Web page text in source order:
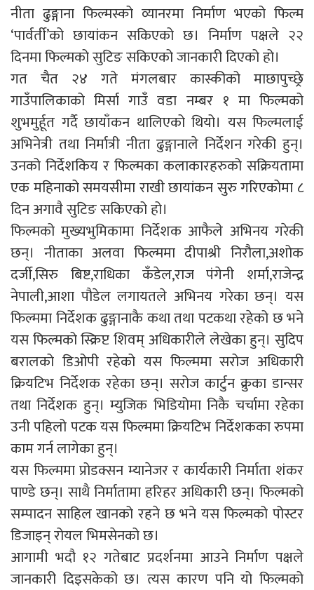
नीता ढुङ्गाना फिल्मस्को व्यानरमा निर्माण भएको फिल्म
‘पार्वर्ती’को छायांकन सकिएको छ। निर्माण पक्षले २२
दिनमा फिल्मको सुटिङ सकिएको जानकारी दिएको हो।
गत चैत २४ गते मंगलबार कास्कीको माछापुच्छ्रे
गाउँपालिकाको मिर्सा गाउँ वडा नम्बर १ मा फिल्मको
शुभमुर्हूत गर्दै छायाँकन थालिएको थियो। यस फिल्मलाई
अभिनेत्री तथा निर्मात्री नीता ढुङ्गानाले निर्देशन गरेकी हुन्।
उनको निर्देशकिय र फिल्मका कलाकारहरुको सक्रियतामा
एक महिनाको समयसीमा राखी छायांकन सुरु गरिएकोमा ८
दिन अगावै सुटिङ सकिएको हो।
फिल्मको मुख्यभुमिकामा निर्देशक आफैले अभिनय गरेकी
छन्। नीताका अलवा फिल्ममा दीपाश्री निरौला,अशोक
दर्जी,सिरु बिष्ट,राधिका कँडेल,राज पंगेनी शर्मा,राजेन्द्र
नेपाली,आशा पौडेल लगायतले अभिनय गरेका छन्। यस
फिल्ममा निर्देशक ढुङ्गानाकै कथा तथा पटकथा रहेको छ भने
यस फिल्मको स्क्रिप्ट शिवम् अधिकारीले लेखेका हुन्। सुदिप
बरालको डिओपी रहेको यस फिल्ममा सरोज अधिकारी
क्रियटिभ निर्देशक रहेका छन्। सरोज कार्टुन क्रुका डान्सर
तथा निर्देशक हुन्। म्युजिक भिडियोमा निकै चर्चामा रहेका
उनी पहिलो पटक यस फिल्ममा क्रियटिभ निर्देशकका रुपमा
काम गर्न लागेका हुन्।
यस फिल्ममा प्रोडक्सन म्यानेजर र कार्यकारी निर्माता शंकर
पाण्डे छन्। साथै निर्मातामा हरिहर अधिकारी छन्। फिल्मको
सम्पादन साहिल खानको रहने छ भने यस फिल्मको पोस्टर
डिजाइन् रोयल भिमसेनको छ।
आगामी भदौ १२ गतेबाट प्रदर्शनमा आउने निर्माण पक्षले
जानकारी दिइसकेको छ। त्यस कारण पनि यो फिल्मको